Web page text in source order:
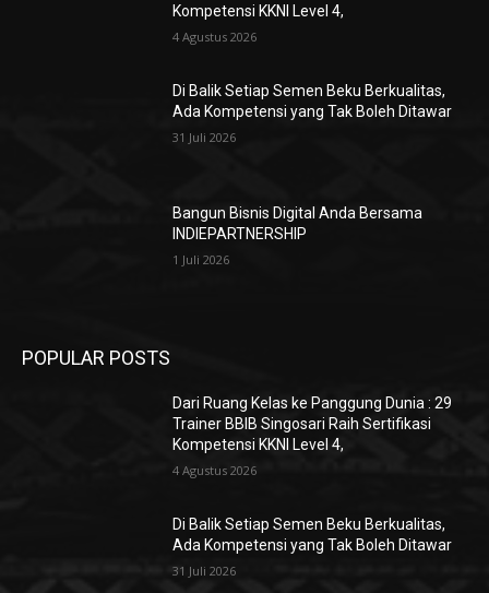
Kompetensi KKNI Level 4,
4 Agustus 2026
Di Balik Setiap Semen Beku Berkualitas,
Ada Kompetensi yang Tak Boleh Ditawar
31 Juli 2026
Bangun Bisnis Digital Anda Bersama
INDIEPARTNERSHIP
1 Juli 2026
POPULAR POSTS
Dari Ruang Kelas ke Panggung Dunia : 29
Trainer BBIB Singosari Raih Sertifikasi
Kompetensi KKNI Level 4,
4 Agustus 2026
Di Balik Setiap Semen Beku Berkualitas,
Ada Kompetensi yang Tak Boleh Ditawar
31 Juli 2026